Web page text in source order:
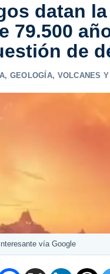
datan
79.500
de
, GEOLOGÍA, VOLCANES
vía Google